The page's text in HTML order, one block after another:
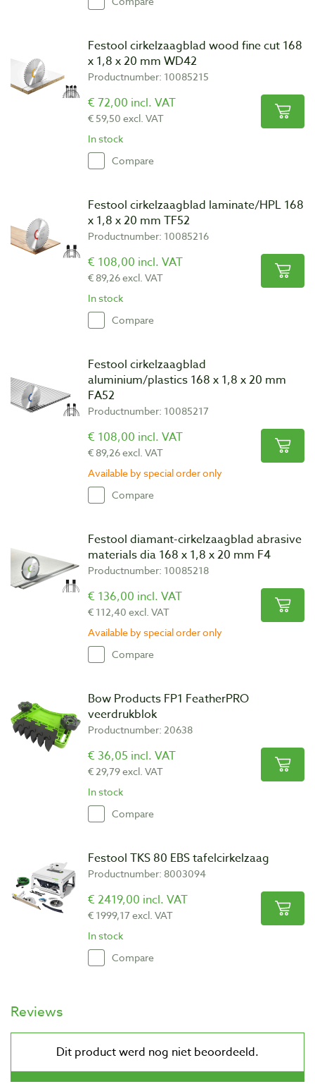
Festool cirkelzaagblad wood fine cut 168
x 1,8 x 20 mm WD42
Productnumber: 10085215
€ 72,00 incl. VAT
€ 59,50 excl. VAT
In stock
Compare
Festool cirkelzaagblad laminate/HPL 168
x 1,8 x 20 mm TF52
Productnumber: 10085216
€ 108,00 incl. VAT
€ 89,26 excl. VAT
In stock
Compare
Festool cirkelzaagblad
aluminium/plastics 168 x 1,8 x 20 mm
FA52
Productnumber: 10085217
€ 108,00 incl. VAT
€ 89,26 excl. VAT
Available by special order only
Compare
Festool diamant-cirkelzaagblad abrasive
materials dia 168 x 1,8 x 20 mm F4
Productnumber: 10085218
€ 136,00 incl. VAT
€ 112,40 excl. VAT
Available by special order only
Compare
Bow Products FP1 FeatherPRO
veerdrukblok
Productnumber: 20638
€ 36,05 incl. VAT
€ 29,79 excl. VAT
In stock
Compare
Festool TKS 80 EBS tafelcirkelzaag
Productnumber: 8003094
€ 2419,00 incl. VAT
€ 1999,17 excl. VAT
In stock
Compare
Reviews